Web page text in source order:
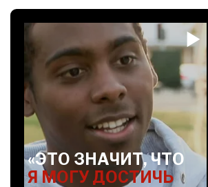
«ЭТО ЗНАЧИТ, ЧТО
Я МОГУ ДОСТИЧЬ